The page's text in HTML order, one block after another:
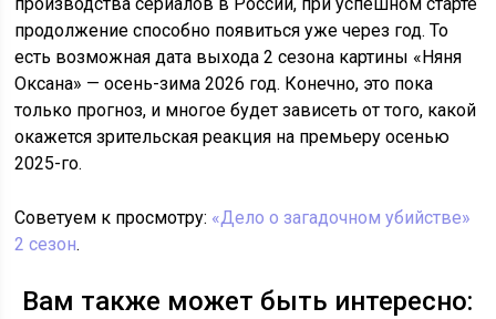
продолжение способно появиться уже через год. То
есть возможная дата выхода 2 сезона картины «Няня
Оксана» — осень-зима 2026 год. Конечно, это пока
только прогноз, и многое будет зависеть от того, какой
окажется зрительская реакция на премьеру осенью
2025-го.
Советуем к просмотру: «Дело о загадочном убийстве»
2 сезон.
Вам также может быть интересно: